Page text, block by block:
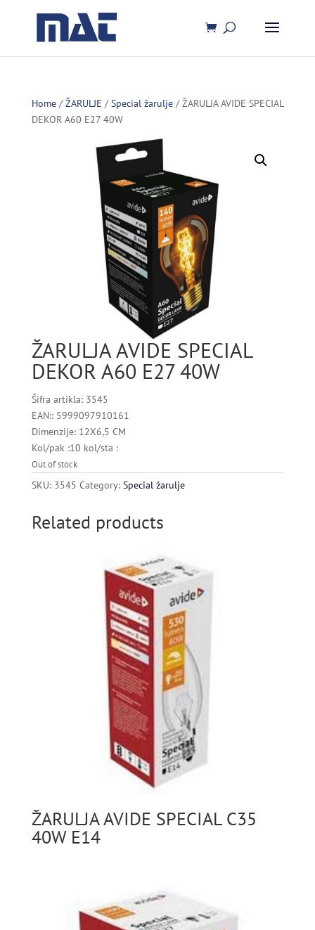
Home/ŽARULJE /Special žarulje/ ŽARULJA AVIDE SPECIAL
DEKOR A60 E27 40W
ŽARULJA AVIDE SPECIAL
DEKOR A60 E27 40W
Šifra artikla: 3545
EAN:: 5999097910161
Dimenzije: 12X6,5 CM
Kol/pak :10 kol/sta :
Out of stock
SKU: 3545 Category: Special žarulje
Related products
ŽARULJA AVIDE SPECIAL C35
40W E14